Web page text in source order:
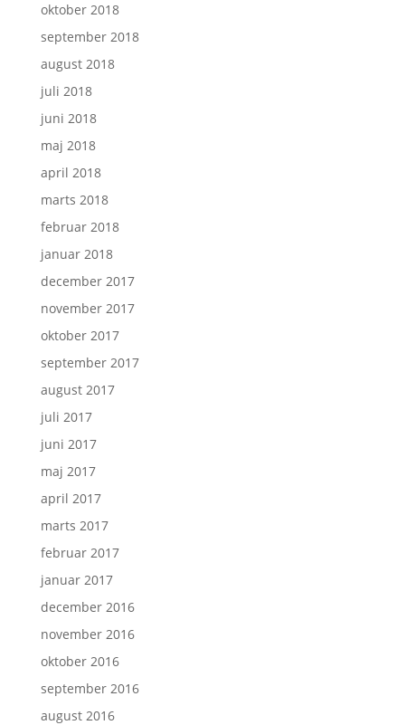
oktober 2018
september 2018
august 2018
juli 2018
juni 2018
maj 2018
april 2018
marts 2018
februar 2018
januar 2018
december 2017
november 2017
oktober 2017
september 2017
august 2017
juli 2017
juni 2017
maj 2017
april 2017
marts 2017
februar 2017
januar 2017
december 2016
november 2016
oktober 2016
september 2016
august 2016